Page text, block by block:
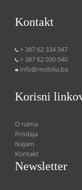
Kontakt
+ 387 62 334 347
+ 387 62 030 040
info@mobilia.ba
Korisni
O nama
Prodaja
Najam
Kontakt
Newsletter